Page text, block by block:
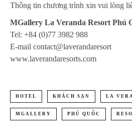
Thông tin chương trình xin vui lòng
MGallery La Veranda Resort Phú
Tel: +84 (0)77 3982 988
E-mail contact@laverandaresort
www.laverandaresorts.com
HOTEL KHÁCH SẠN LA
MGALLERY PHÚ QUỐC